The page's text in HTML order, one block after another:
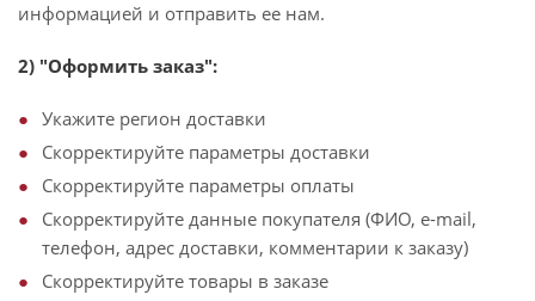
информацией и отправить ее нам.
2) "Оформить заказ":
Укажите регион доставки
Скорректируйте параметры доставки
Скорректируйте параметры оплаты
Скорректируйте данные покупателя (ФИО, e-mail,
телефон, адрес доставки, комментарии к заказу)
Скорректируйте товары в заказе